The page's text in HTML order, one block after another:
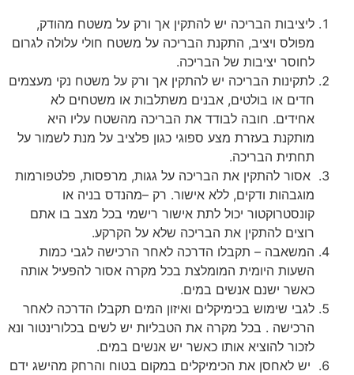
ליציבות הבריכה יש להתקין אך ורק על משטח מהודק,
מפולס ויציב, התקנת הבריכה על משטח חולי עלולה לגרום
לחוסר יציבות של הבריכה.
לתקינות הבריכה יש להתקין אך ורק על משטח נקי מעצמים
חדים או בולטים, אבנים משתלבות או משטחים לא
אחידים. חובה לבודד את הבריכה מהשטח עליו היא
מותקנת בעזרת מצע ספוגי כגון פלציב על מנת לשמור על
תחתית הבריכה.
אסור להתקין את הבריכה על גגות, מרפסות, פלטפורמות
מוגבהות ודקים, ללא אישור. רק –מהנדס בניה או
קונסטרוקטור יכול לתת אישור רישמי בכל מצב בו אתם
רוצים להתקין את הבריכה שלא על הקרקע.
המשאבה – תקבלו הדרכה לאחר הרכישה לגבי כמות
השעות היומית המומלצת בכל מקרה אסור להפעיל אותה
כאשר ישנם אנשים במים.
לגבי שימוש בכימיקלים ואיזון המים תקבלו הדרכה לאחר
הרכישה . בכל מקרה את הטבליות יש לשים בכלורינטור ונא
לזכור להוציא אותו כאשר יש אנשים במים.
יש לאחסן את הכימיקלים במקום בטוח והרחק מהישג ידם